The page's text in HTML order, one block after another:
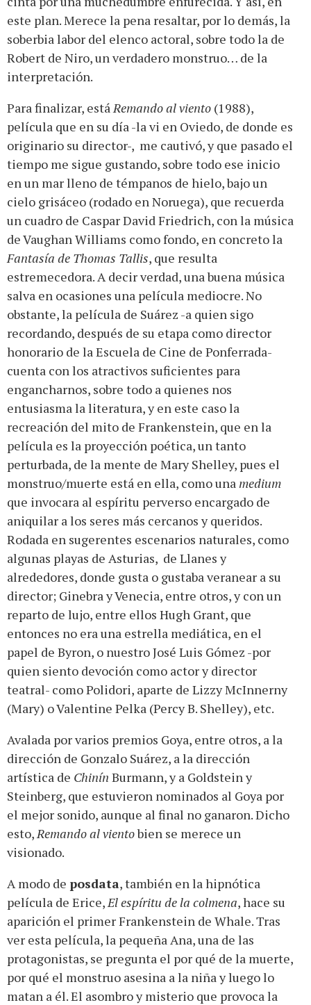
este plan. Merece la pena resaltar, por lo demás, la
soberbia labor del elenco actoral, sobre todo la de
Robert de Niro, un verdadero monstruo… de la
interpretación.
Para finalizar, está Remando al viento (1988),
película que en su día -la vi en Oviedo, de donde es
originario su director-, me cautivó, y que pasado el
tiempo me sigue gustando, sobre todo ese inicio
en un mar lleno de témpanos de hielo, bajo un
cielo grisáceo (rodado en Noruega), que recuerda
un cuadro de Caspar David Friedrich, con la música
de Vaughan Williams como fondo, en concreto la
Fantasía de Thomas Tallis, que resulta
estremecedora. A decir verdad, una buena música
salva en ocasiones una película mediocre. No
obstante, la película de Suárez -a quien sigo
recordando, después de su etapa como director
honorario de la Escuela de Cine de Ponferrada-
cuenta con los atractivos suficientes para
engancharnos, sobre todo a quienes nos
entusiasma la literatura, y en este caso la
recreación del mito de Frankenstein, que en la
película es la proyección poética, un tanto
perturbada, de la mente de Mary Shelley, pues el
monstruo/muerte está en ella, como una medium
que invocara al espíritu perverso encargado de
aniquilar a los seres más cercanos y queridos.
Rodada en sugerentes escenarios naturales, como
algunas playas de Asturias, de Llanes y
alrededores, donde gusta o gustaba veranear a su
director; Ginebra y Venecia, entre otros, y con un
reparto de lujo, entre ellos Hugh Grant, que
entonces no era una estrella mediática, en el
papel de Byron, o nuestro José Luis Gómez -por
quien siento devoción como actor y director
teatral- como Polidori, aparte de Lizzy McInnerny
(Mary) o Valentine Pelka (Percy B. Shelley), etc.
Avalada por varios premios Goya, entre otros, a la
dirección de Gonzalo Suárez, a la dirección
artística de Chinín Burmann, y a Goldstein y
Steinberg, que estuvieron nominados al Goya por
el mejor sonido, aunque al final no ganaron. Dicho
esto, Remando al vientobien se merece un
visionado.
A modo de posdata, también en la hipnótica
película de Erice, El espíritu de la colmena, hace su
aparición el primer Frankenstein de Whale. Tras
ver esta película, la pequeña Ana, una de las
protagonistas, se pregunta el por qué de la muerte,
por qué el monstruo asesina a la niña y luego lo
matan a él. El asombro y misterio que provoca la